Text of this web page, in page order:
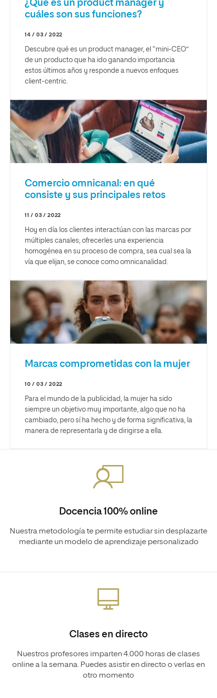
¿Qué es un product manager y
cuáles son sus funciones?
14 / 03 / 2022
Descubre qué es un product manager, el “mini-CEO”
de un producto que ha ido ganando importancia
estos últimos años y responde a nuevos enfoques
client-centric.
Comercio omnicanal: en qué
consiste y sus principales retos
11 / 03 / 2022
Hoy en día los clientes interactúan con las marcas por
múltiples canales; ofrecerles una experiencia
homogénea en su proceso de compra, sea cual sea la
vía que elijan, se conoce como omnicanalidad.
Marcas comprometidas con la mujer
10 / 03 / 2022
Para el mundo de la publicidad, la mujer ha sido
siempre un objetivo muy importante, algo que no ha
cambiado, pero sí ha hecho y de forma significativa, la
manera de representarla y de dirigirse a ella.
Docencia 100% online
Nuestra metodología te permite estudiar sin desplazarte
mediante un modelo de aprendizaje personalizado
Clases en directo
Nuestros profesores imparten 4.000 horas de clases
online a la semana. Puedes asistir en directo o verlas en
otro momento